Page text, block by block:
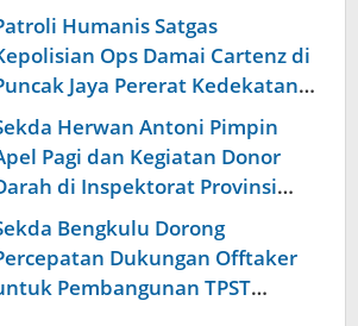
Humanis Satgas
Ops Damai Cartenz di
Jaya Pererat Kedekatan
Masyarakat
Herwan Antoni Pimpin
Pagi dan Kegiatan Donor
di Inspektorat Provinsi
Bengkulu Dorong
Dukungan Offtaker
Pembangunan TPST